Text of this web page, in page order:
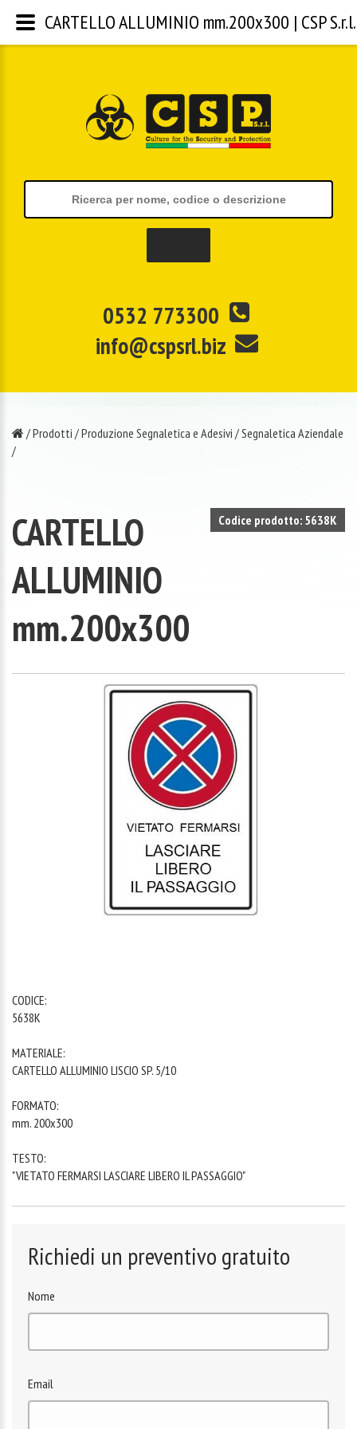
0532 773300
info@cspsrl.biz
/Prodotti /Produzione Segnaletica e Adesivi /Segnaletica Aziendale
/
Codice prodotto: 5638K
CARTELLO
ALLUMINIO
mm.200x300
CODICE:
5638K
MATERIALE:
CARTELLO ALLUMINIO LISCIO SP. 5/10
FORMATO:
mm. 200x300
TESTO:
"VIETATO FERMARSI LASCIARE LIBERO IL PASSAGGIO"
Richiedi un preventivo gratuito
Nome
Email
CARTELLO ALLUMINIO mm.200x300 | CSP S.r.l.